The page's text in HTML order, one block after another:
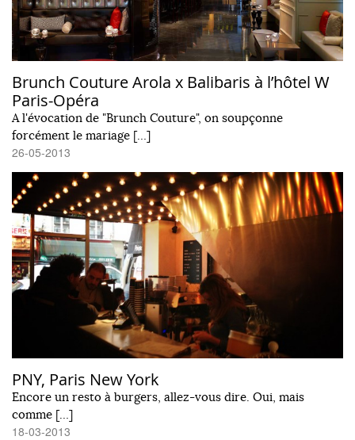
Brunch Couture Arola x Balibaris à l’hôtel W
Paris-Opéra
A l'évocation de "Brunch Couture", on soupçonne
forcément le mariage […]
26-05-2013
PNY, Paris New York
Encore un resto à burgers, allez-vous dire. Oui, mais
comme […]
18-03-2013